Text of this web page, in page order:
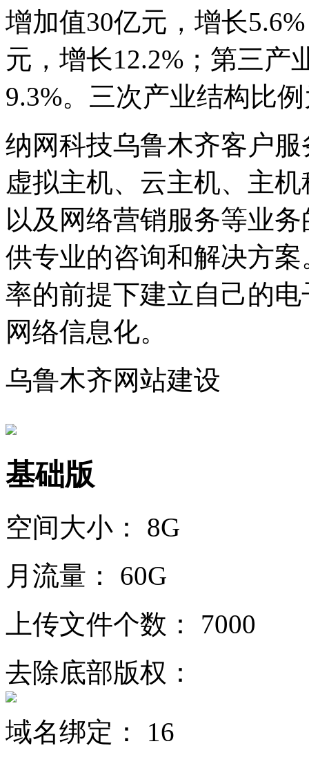
增加值30亿元，增长
元，增长12.2%；第三产
9.3%。三次产业结构比
纳网科技乌鲁木齐客户
虚拟主机、云主机、主
以及网络营销服务等业
供专业的咨询和解决方
率的前提下建立自己的
网络信息化。
乌鲁木齐网站建设
基础版
空间大小：
8G
月流量：
60G
上传文件个数：
7000
去除底部版权：
域名绑定：
16